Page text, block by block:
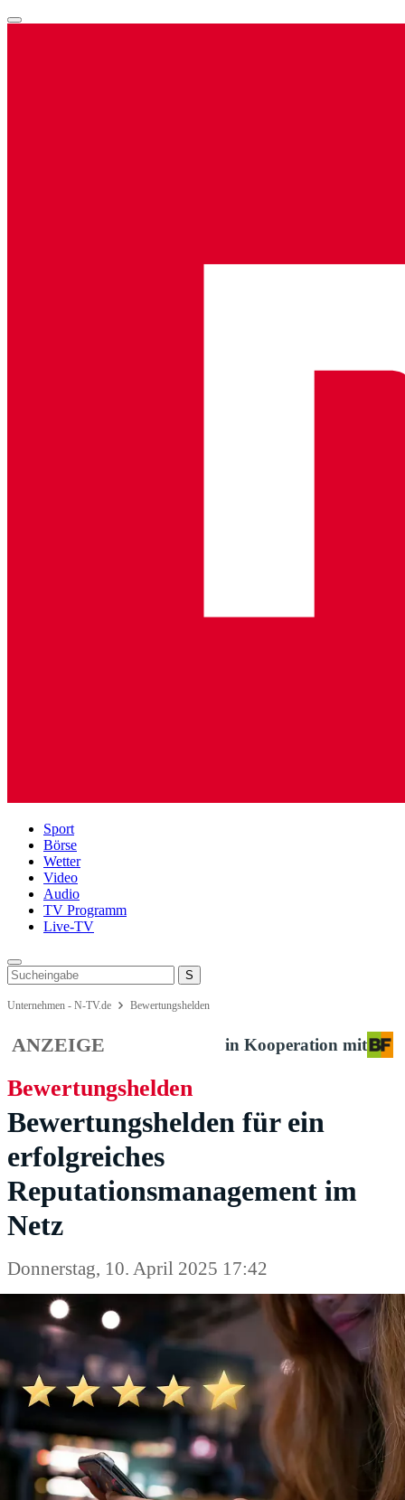
Sport
Börse
Wetter
Video
Audio
TV Programm
Live-TV
Unternehmen - N-TV.de Bewertungshelden
ANZEIGE in Kooperation mit
Bewertungshelden
Bewertungshelden für ein
erfolgreiches
Reputationsmanagement im
Netz
Donnerstag, 10. April 2025 17:42